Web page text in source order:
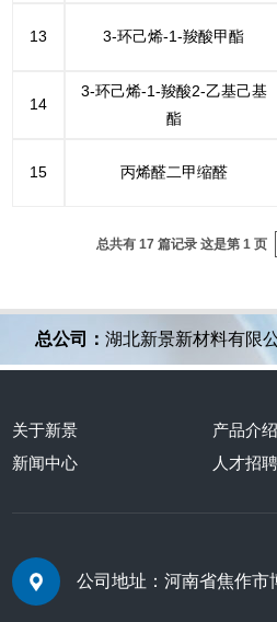
13 3-环己烯-1-羧酸甲酯
14
3-环己烯-1-羧酸2-乙基己基
酯
15 丙烯醛二甲缩醛
总共有 17 篇记录 这是第 1 页
总公司：湖北新景新材料有限
关于新景 产品介绍
新闻中心
人才招聘
公司地址：河南省焦作市